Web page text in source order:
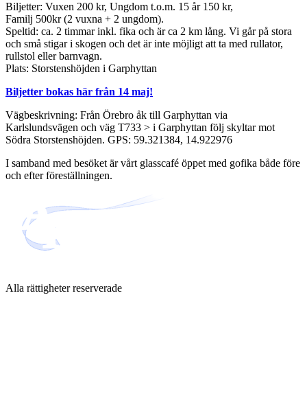
Biljetter: Vuxen 200 kr, Ungdom t.o.m. 15 år 150 kr,
Familj 500kr (2 vuxna + 2 ungdom).
Speltid: ca. 2 timmar inkl. fika och är ca 2 km lång. Vi går på stora
och små stigar i skogen och det är inte möjligt att ta med rullator,
rullstol eller barnvagn.
Plats: Storstenshöjden i Garphyttan
Biljetter bokas här från 14 maj!
Vägbeskrivning: Från Örebro åk till Garphyttan via
Karlslundsvägen och väg T733 > i Garphyttan följ skyltar mot
Södra Storstenshöjden. GPS: 59.321384, 14.922976
I samband med besöket är vårt glasscafé öppet med gofika både före
och efter föreställningen.
Alla rättigheter reserverade